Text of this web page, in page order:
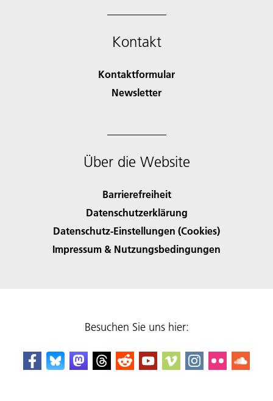
Kontakt
Kontaktformular
Newsletter
Über die Website
Barrierefreiheit
Datenschutzerklärung
Datenschutz-Einstellungen (Cookies)
Impressum & Nutzungsbedingungen
Besuchen Sie uns hier: